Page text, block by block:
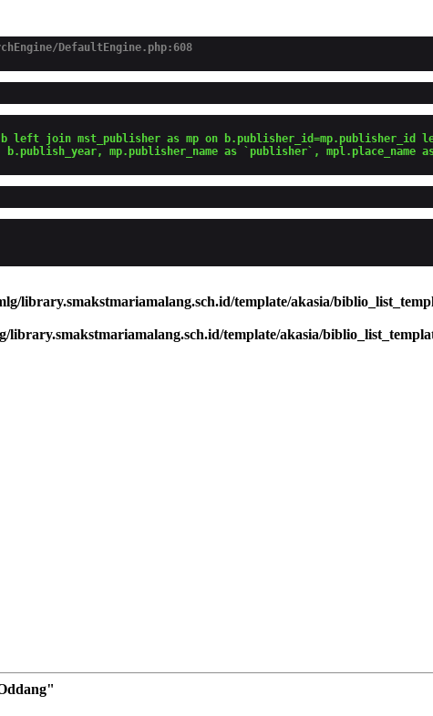
DefaultEngine.php:608
join mst_publisher as mp on b.publisher_id=mp.publisher_id
mp.publisher_name as `publisher`, mpl.place_name
library.smakstmariamalang.sch.id/template/akasia/
library.smakstmariamalang.sch.id/template/akasia/